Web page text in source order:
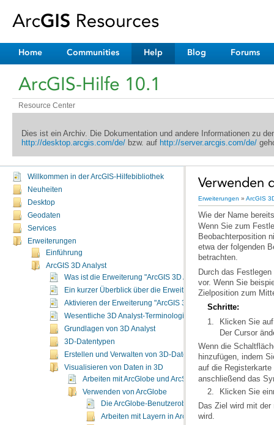
Home Communities Help Blog Forums
ArcGIS-Hilfe 10.1
Resource Center
Dies ist ein Archiv. Die Dokumentation und andere Informationen zu
http://desktop.arcgis.com/de/bzw. auf http://server.arcgis.com/de/
Willkommen in der ArcGIS-Hilfebibliothek
Neuheiten
Desktop
Geodaten
Services
Erweiterungen
Einführung
ArcGIS 3D Analyst
Was ist die Erweiterung "ArcGIS 3D Analyst"?
Ein kurzer Überblick über die Erweiterung "ArcGIS 3D Analyst"
Aktivieren der Erweiterung "ArcGIS 3D Analyst"
Wesentliche 3D Analyst-Terminologie
Grundlagen von 3D Analyst
3D-Datentypen
Erstellen und Verwalten von 3D-Daten
Visualisieren von Daten in 3D
Arbeiten mit ArcGlobe und ArcScene
Verwenden von ArcGlobe
Die ArcGlobe-Benutzeroberfläche
Arbeiten mit Layern in ArcGlobe
Verwenden
Erweiterungen » ArcGIS
Wie der Name
betrachten.
vor. Wenn Sie
Zielposition zum
Schritte:
Klicken Sie
Der Cursor
hinzufügen, indem
auf die Registerkarte
anschließend das
Klicken Sie
wird.